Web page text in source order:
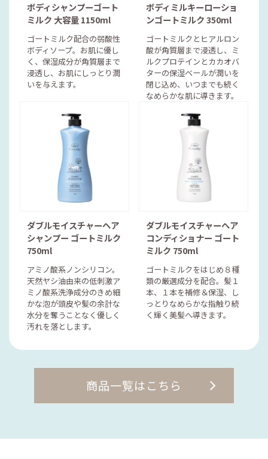
ボディシャンプーゴート
ミルク 大容量 1150ml
ゴートミルク配合の弱酸性
ボディソープ。お肌に優し
く、保湿成分が角質層まで
浸透し、お肌にしっとり潤
いを与えます。
ボディミルキーローショ
ンゴートミルク 350ml
ゴートミルクとヒアルロン
酸が角質層まで浸透し、ミ
ルクプロテインとカカオバ
ターの保湿ベールが潤いを
閉じ込め、いつまでも続く
なめらかな肌に導きます。
ダブルモイスチャーヘア
シャンプー ゴートミルク
750ml
アミノ酸系ノンシリコン。
天然ヤシ油由来の低刺激ア
ミノ酸系洗浄成分のきめ細
かな泡が頭皮や髪の余計な
水分を奪うことなく優しく
汚れを落とします。
ダブルモイスチャーヘア
コンディショナー ゴート
ミルク 750ml
ゴートミルクをはじめ８種
類の厳選成分を配合。髪１
本、１本を補修＆保湿、し
っとりなめらかな指触り続
く輝く美髪へ導きます。
商品一覧はこちら